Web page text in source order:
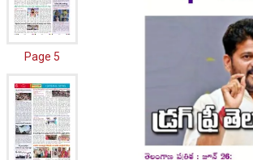
Page 5